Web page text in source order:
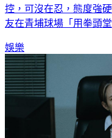
控，可沒在忍，態度強
友在青埔球場「用拳頭
娛樂